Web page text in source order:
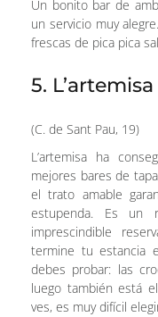
Un bonito bar de
un servicio muy
frescas de pica pica
5. L’artemisa
(C. de Sant Pau, 19)
L’artemisa ha
mejores bares de
el trato amable
estupenda. Es un
imprescindible
termine tu estancia
debes probar: las
luego también está
ves, es muy difícil